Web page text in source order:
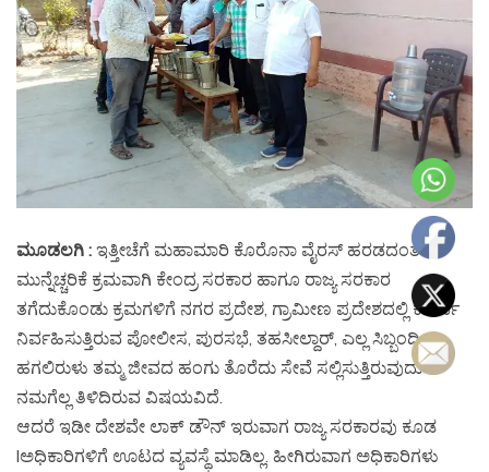
ಮೂಡಲಗಿ : ಇತ್ತೀಚೆಗೆ ಮಹಾಮಾರಿ ಕೊರೊನಾ ವೈರಸ್ ಹರಡದಂತೆ
ಮುನ್ನೆಚ್ಚರಿಕೆ ಕ್ರಮವಾಗಿ ಕೇಂದ್ರ ಸರಕಾರ ಹಾಗೂ ರಾಜ್ಯ ಸರಕಾರ
ತಗೆದುಕೊಂಡು ಕ್ರಮಗಳಿಗೆ ನಗರ ಪ್ರದೇಶ, ಗ್ರಾಮೀಣ ಪ್ರದೇಶದಲ್ಲಿ ಕಾರ್ಯ
ನಿರ್ವಹಿಸುತ್ತಿರುವ ಪೋಲೀಸ, ಪುರಸಭೆ, ತಹಸೀಲ್ದಾರ್, ಎಲ್ಲ ಸಿಬ್ಬಂದಿ
ಹಗಲಿರುಳು ತಮ್ಮ ಜೀವದ ಹಂಗು ತೊರೆದು ಸೇವೆ ಸಲ್ಲಿಸುತ್ತಿರುವುದು
ನಮಗೆಲ್ಲ ತಿಳಿದಿರುವ ವಿಷಯವಿದೆ.
ಆದರೆ ಇಡೀ ದೇಶವೇ ಲಾಕ್ ಡೌನ್ ಇರುವಾಗ ರಾಜ್ಯ ಸರಕಾರವು ಕೂಡ
lಅಧಿಕಾರಿಗಳಿಗೆ ಊಟದ ವ್ಯವಸ್ಥೆ ಮಾಡಿಲ್ಲ. ಹೀಗಿರುವಾಗ ಅಧಿಕಾರಿಗಳು